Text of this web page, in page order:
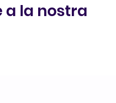
a la nostra